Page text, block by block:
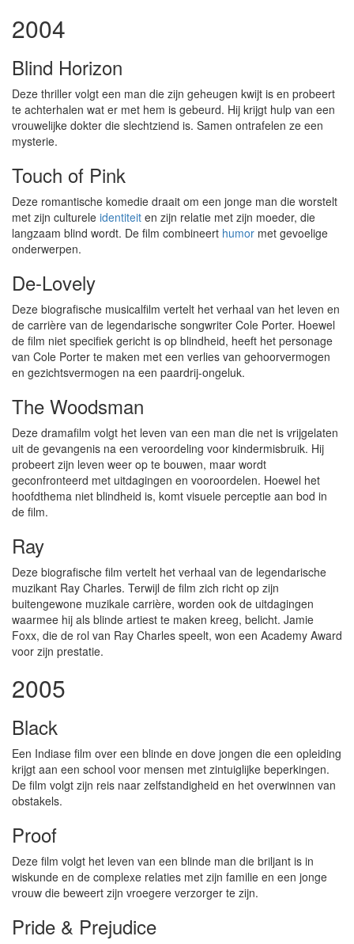
2004
Blind Horizon
Deze thriller volgt een man die zijn geheugen kwijt is en probeert
te achterhalen wat er met hem is gebeurd. Hij krijgt hulp van een
vrouwelijke dokter die slechtziend is. Samen ontrafelen ze een
mysterie.
Touch of Pink
Deze romantische komedie draait om een jonge man die worstelt
met zijn culturele identiteit en zijn relatie met zijn moeder, die
langzaam blind wordt. De film combineert humor met gevoelige
onderwerpen.
De-Lovely
Deze biografische musicalfilm vertelt het verhaal van het leven en
de carrière van de legendarische songwriter Cole Porter. Hoewel
de film niet specifiek gericht is op blindheid, heeft het personage
van Cole Porter te maken met een verlies van gehoorvermogen
en gezichtsvermogen na een paardrij-ongeluk.
The Woodsman
Deze dramafilm volgt het leven van een man die net is vrijgelaten
uit de gevangenis na een veroordeling voor kindermisbruik. Hij
probeert zijn leven weer op te bouwen, maar wordt
geconfronteerd met uitdagingen en vooroordelen. Hoewel het
hoofdthema niet blindheid is, komt visuele perceptie aan bod in
de film.
Ray
Deze biografische film vertelt het verhaal van de legendarische
muzikant Ray Charles. Terwijl de film zich richt op zijn
buitengewone muzikale carrière, worden ook de uitdagingen
waarmee hij als blinde artiest te maken kreeg, belicht. Jamie
Foxx, die de rol van Ray Charles speelt, won een Academy Award
voor zijn prestatie.
2005
Black
Een Indiase film over een blinde en dove jongen die een opleiding
krijgt aan een school voor mensen met zintuiglijke beperkingen.
De film volgt zijn reis naar zelfstandigheid en het overwinnen van
obstakels.
Proof
Deze film volgt het leven van een blinde man die briljant is in
wiskunde en de complexe relaties met zijn familie en een jonge
vrouw die beweert zijn vroegere verzorger te zijn.
Pride & Prejudice